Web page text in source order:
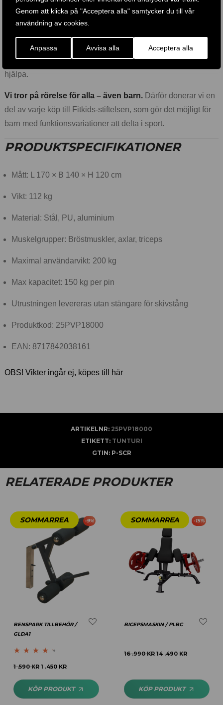
Genom att klicka på "Acceptera alla" samtycker du till vår
användning av cookies.
Anpassa Avvisa alla Acceptera alla
företag och ett globalt varumärke. Vi hjälper dig på din resa
Sortimentet utvecklas ständigt med fokus på kvalitet och
garantisäkerhet. Har du frågor? Vår kundtjänst står redo att
hjälpa.
Vi tror på rörelse för alla – även barn. Därför donerar vi en
del av varje köp till Fitkids-stiftelsen, som gör det möjligt för
barn med funktionsvariationer att delta i sport.
PRODUKTSPECIFIKATIONER
Mått: L 170 × B 140 × H 120 cm
Vikt: 112 kg
Material: Stål, PU, aluminium
Muskelgrupper: Bröstmuskler, axlar, triceps
Maximal användarvikt: 200 kg
Max kapacitet: 150 kg per pin
Utrustningen levereras utan stängare för skivstång
Produktkod: 25PVP18000
EAN: 8717842038161
OBS! Vikter ingår ej, köpes till här
ARTIKELNR: 25PVP18000
ETIKETT: TUNTURI
GTIN: P-SCR
RELATERADE PRODUKTER
-9%
BENSPARK TILLBEHÖR /
GLDA1
Betygsatt
1 .590KR 1 .450 KR
KÖP PRODUKT
-15%
BICEPSMASKIN / PLBC
16 .990KR 14 .490 KR
KÖP PRODUKT